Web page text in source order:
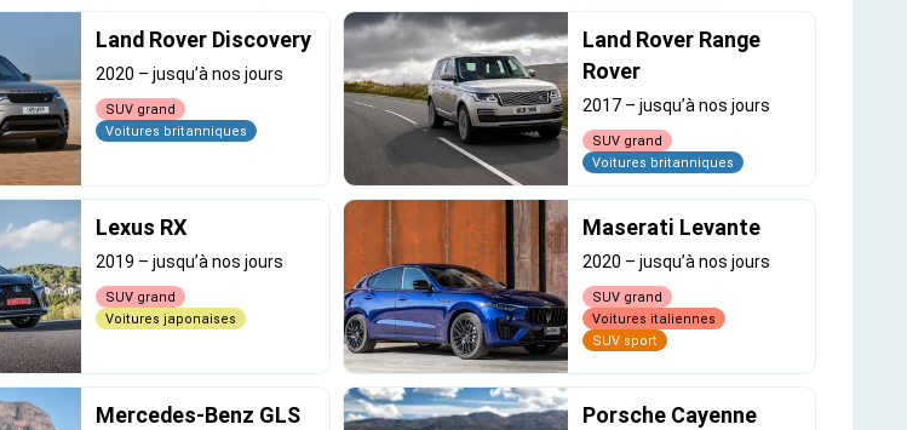
Land Rover Discovery
2020 –jusqu’à nos jours
SUV grand
Voitures britanniques
Land Rover Range
Rover
2017– jusqu’à nos jours
SUV grand
Voitures britanniques
Lexus RX
2019 –jusqu’à nos jours
SUV grand
Voitures japonaises
Maserati Levante
2020 – jusqu’à nos jours
SUV grand
Voitures italiennes
SUV sport
Mercedes-Benz GLS Porsche Cayenne